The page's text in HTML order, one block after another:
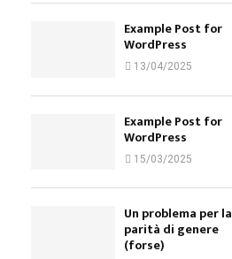
Example Post for
WordPress
13/04/2025
Example Post for
WordPress
15/03/2025
Un problema per la
parità di genere
(forse)